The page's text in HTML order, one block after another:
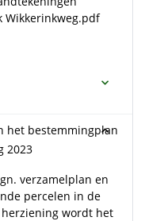
Wikkerinkweg.pdf
het bestemmingplan
2023
verzamelplan en
percelen in de
wordt het